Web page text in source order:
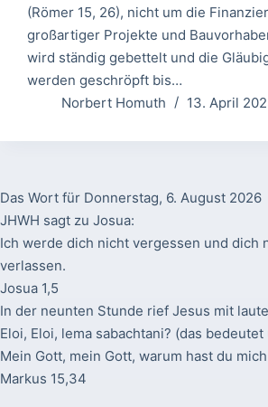
(Römer 15, 26), nicht um die
großartiger Projekte und
wird ständig gebettelt und die
werden geschröpft bis…
Norbert Homuth
13. April
Das Wort für Donnerstag, 6. August 2026
JHWH sagt zu Josua:
Ich werde dich nicht vergessen und dich
verlassen.
Josua 1,5
In der neunten Stunde rief Jesus mit
Eloi, Eloi, lema sabachtani? (das
Mein Gott, mein Gott, warum hast du
Markus 15,34